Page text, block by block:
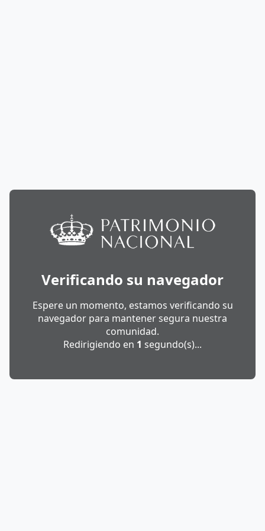
Verificando su navegador
Espere un momento, estamos verificando su
navegador para mantener segura nuestra
comunidad.
Redirigiendo en 1 segundo(s)...